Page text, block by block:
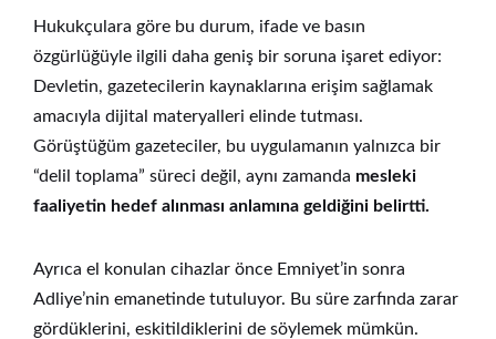
Hukukçulara göre bu durum, ifade ve basın
özgürlüğüyle ilgili daha geniş bir soruna işaret ediyor:
Devletin, gazetecilerin kaynaklarına erişim sağlamak
amacıyla dijital materyalleri elinde tutması.
Görüştüğüm gazeteciler, bu uygulamanın yalnızca bir
“delil toplama” süreci değil, aynı zamanda mesleki
faaliyetin hedef alınması anlamına geldiğini belirtti.
Ayrıca el konulan cihazlar önce Emniyet’in sonra
Adliye’nin emanetinde tutuluyor. Bu süre zarfında zarar
gördüklerini, eskitildiklerini de söylemek mümkün.